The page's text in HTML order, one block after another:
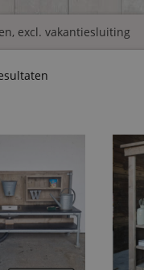
excl. vakantiesluiting